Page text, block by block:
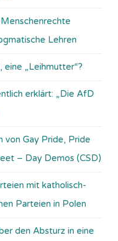
Lehren
„Leihmutter“?
erklärt: „Die AfD
von Gay Pride, Pride
– Day Demos (CSD)
mit katholisch-
Parteien in Polen
den Absturz in eine